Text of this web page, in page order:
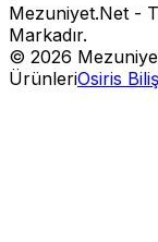
Mezuniyet.Net -
Markadır.
© 2026
ÜrünleriOsiris